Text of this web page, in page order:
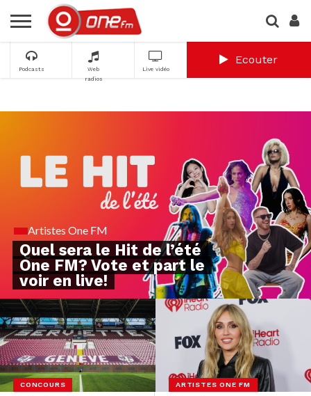
Podcasts
Web
radios
Live vidéo
Ecouter
Artistes One FM
Quel sera le Hit de l’été
One FM? Vote et part le
voir en live!
CONCOURS ARTISTES ONE FM